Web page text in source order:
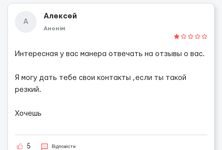
А
Алексей
Анонім
Интересная у вас манера отвечать на отзывы о вас.
Я могу дать тебе свои контакты ,если ты такой
резкий.
Хочешь
5 Відповісти